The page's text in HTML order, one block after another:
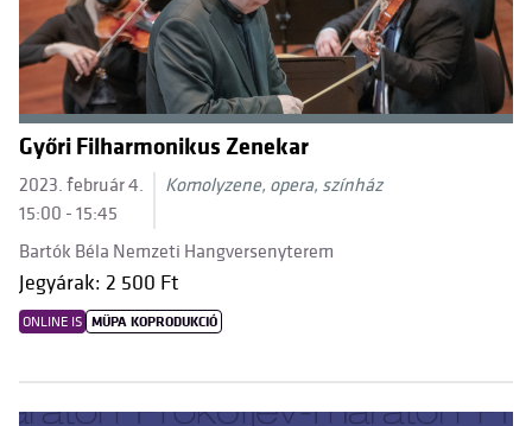
Győri Filharmonikus Zenekar
2023. február 4.
15:00 - 15:45
Komolyzene, opera, színház
Bartók Béla Nemzeti Hangversenyterem
Jegyárak: 2 500 Ft
ONLINE IS MÜPA KOPRODUKCIÓ